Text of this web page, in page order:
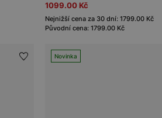
1099.00 Kč
Nejnižší cena za 30 dní: 1799.00 Kč
Původní cena: 1799.00 Kč
Novinka